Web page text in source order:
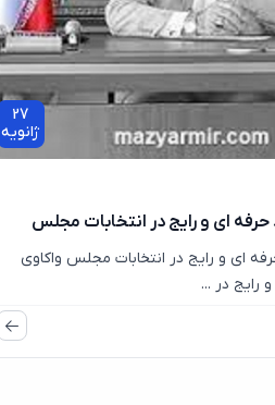
27
ژانویه
ای و رایج در انتخابات مجلس
ای و رایج در انتخابات مجلس واکاوی
رایج در ...